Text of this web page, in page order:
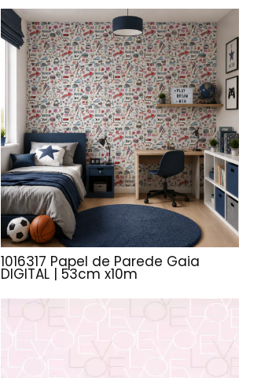
1016317 Papel de Parede Gaia
DIGITAL | 53cm x10m